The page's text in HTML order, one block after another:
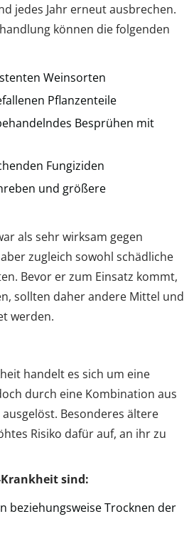
jedes Jahr erneut ausbrechen.
können die folgenden
Weinsorten
Pflanzenteile
Besprühen mit
Fungiziden
und größere
als sehr wirksam gegen
zugleich sowohl schädliche
Bevor er zum Einsatz kommt,
sollten daher andere Mittel und
werden.
handelt es sich um eine
durch eine Kombination aus
Besonderes ältere
Risiko dafür auf, an ihr zu
sind:
beziehungsweise Trocknen der